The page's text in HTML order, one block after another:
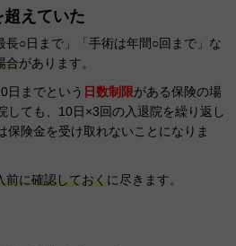
えていた
長○日まで」「手術は年間○回まで」な
合があります。
日までという 日数制限がある保険の場
しても、10日×3回の入退院を繰り返し
保険金を受け取れないことになりま
前に確認しておくに尽きます。